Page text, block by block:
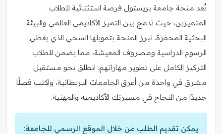
تُعد منحة جامعة بريستول فرصة استثنائية للطلاب
المتميزين، حيث تدمج بين التميز الأكاديمي العالمي والبيئة
البحثية المحفزة. تبرز المنحة بتمويلها السخي الذي يغطي
الرسوم الدراسية ومصروف المعيشة، مما يضمن للطلاب
التركيز الكامل على تطوير مهاراتهم. انطلق نحو مستقبل
مشرق في واحدة من أعرق الجامعات البريطانية، واكتب فصلًا
جديدًا من النجاح في مسيرتك الأكاديمية والمهنية.
يمكن تقديم الطلب من خلال الموقع الرسمي للجامعة: